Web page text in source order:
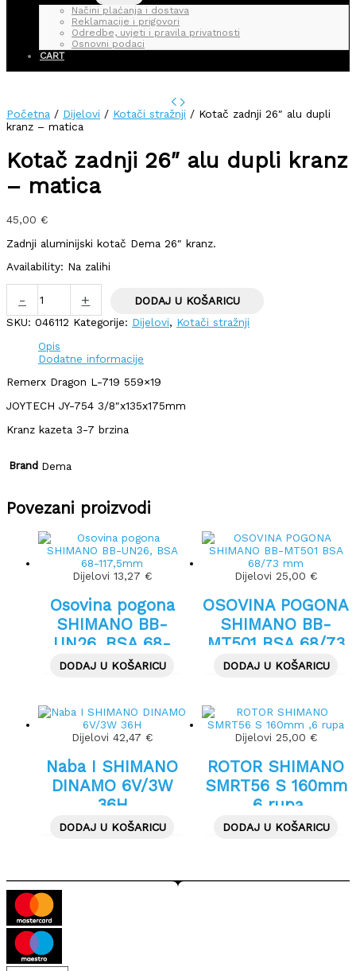
Načini plaćanja i dostava
Reklamacije i prigovori
Odredbe, uvjeti i pravila privatnosti
Osnovni podaci
CART
Početna / Dijelovi / Kotači stražnji / Kotač zadnji 26″ alu dupli
kranz – matica
Kotač zadnji 26″ alu dupli kranz
– matica
45,00 €
Zadnji aluminijski kotač Dema 26″ kranz.
Availability: Na zalihi
- +
DODAJ U KOŠARICU
SKU: 046112 Kategorije: Dijelovi, Kotači stražnji
Opis
Dodatne informacije
Remerx Dragon L-719 559×19
JOYTECH JY-754 3/8″x135x175mm
Kranz kazeta 3-7 brzina
Brand Dema
Povezani proizvodi
Dijelovi 13,27 €
Osovina pogona
SHIMANO BB-
UN26, BSA 68-
117,5mm
DODAJ U KOŠARICU
Dijelovi 25,00 €
OSOVINA POGONA
SHIMANO BB-
MT501 BSA 68/73
mm
DODAJ U KOŠARICU
Dijelovi 42,47 €
Naba I SHIMANO
DINAMO 6V/3W
36H
DODAJ U KOŠARICU
Dijelovi 25,00 €
ROTOR SHIMANO
SMRT56 S 160mm
,6 rupa
DODAJ U KOŠARICU